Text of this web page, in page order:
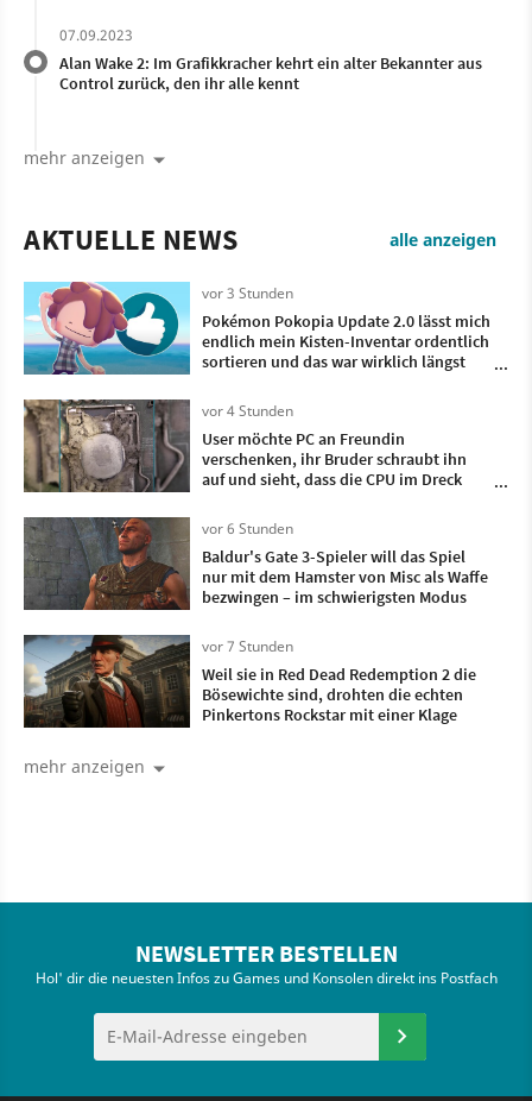
07.09.2023
Alan Wake 2: Im Grafikkracher kehrt ein alter Bekannter aus
Control zurück, den ihr alle kennt
mehr anzeigen
AKTUELLE NEWS alle anzeigen
vor 3 Stunden
Pokémon Pokopia Update 2.0 lässt mich
endlich mein Kisten-Inventar ordentlich
sortieren und das war wirklich längst
vor 4 Stunden
User möchte PC an Freundin
verschenken, ihr Bruder schraubt ihn
auf und sieht, dass die CPU im Dreck
Staubsaugerbeutel darüber ausgekippt
vor 6 Stunden
Baldur's Gate 3-Spieler will das Spiel
nur mit dem Hamster von Misc als Waffe
bezwingen – im schwierigsten Modus
vor 7 Stunden
Weil sie in Red Dead Redemption 2 die
Bösewichte sind, drohten die echten
Pinkertons Rockstar mit einer Klage
mehr anzeigen
NEWSLETTER BESTELLEN
Hol' dir die neuesten Infos zu Games und Konsolen direkt ins Postfach